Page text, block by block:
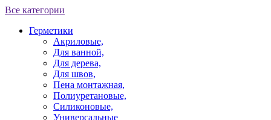
Все категории
Герметики
Акриловые,
Для ванной,
Для дерева,
Для швов,
Пена монтажная,
Полиуретановые,
Силиконовые,
Универсальные